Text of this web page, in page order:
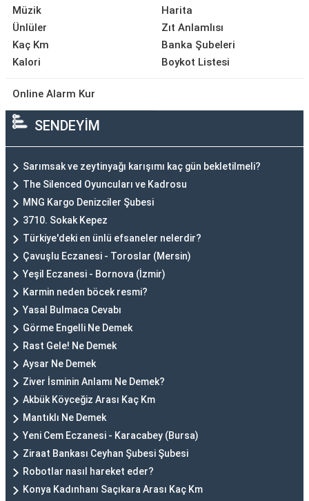
Müzik
Ünlüler
Kaç Km
Kalori
Harita
Zıt Anlamlısı
Banka Şubeleri
Boykot Listesi
Online Alarm Kur
SENDEYİM
Sarımsak ve zeytinyağı karışımı kaç gün bekletilmeli?
The Silenced Oyuncuları ve Kadrosu
MNG Kargo Denizciler Şubesi
3710. Sokak Kepez
Türkiye'deki en ünlü efsaneler nelerdir?
Çavuşlu Eczanesi - Toroslar (Mersin)
Yeşil Eczanesi - Bornova (İzmir)
Karmin neden böcek resmi?
Yasal Bulmaca Cevabı
Görme Engelli Ne Demek
Rast Gele! Ne Demek
Aysar Ne Demek
Ziver İsminin Anlamı Ne Demek?
Akbük Köyceğiz Arası Kaç Km
Mantıklı Ne Demek
Yeni Cem Eczanesi - Karacabey (Bursa)
Ziraat Bankası Ceyhan Şubesi Şubesi
Robotlar nasıl hareket eder?
Konya Kadınhanı Saçıkara Arası Kaç Km